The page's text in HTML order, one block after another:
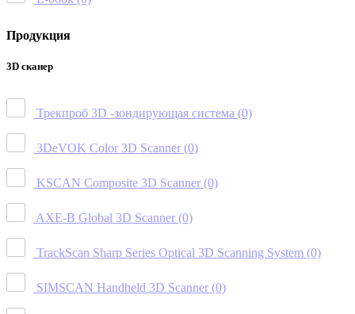
Продукция
3D сканер
Трекпроб 3D -зондирующая система (0)
3DeVOK Color 3D Scanner (0)
KSCAN Composite 3D Scanner (0)
AXE-B Global 3D Scanner (0)
TrackScan Sharp Series Optical 3D Scanning System (0)
SIMSCAN Handheld 3D Scanner (0)